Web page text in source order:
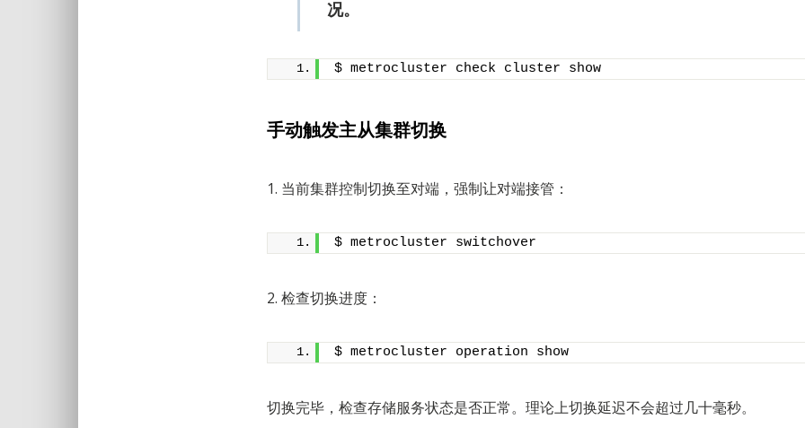
况。
$ metrocluster check cluster show
手动触发主从集群切换
1. 当前集群控制切换至对端，强制让对端接管：
$ metrocluster switchover
2. 检查切换进度：
$ metrocluster operation show
切换完毕，检查存储服务状态是否正常。理论上切换延迟不会超过几十毫秒。